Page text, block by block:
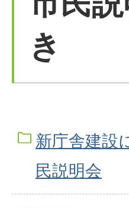
き
新庁舎建設
民説明会